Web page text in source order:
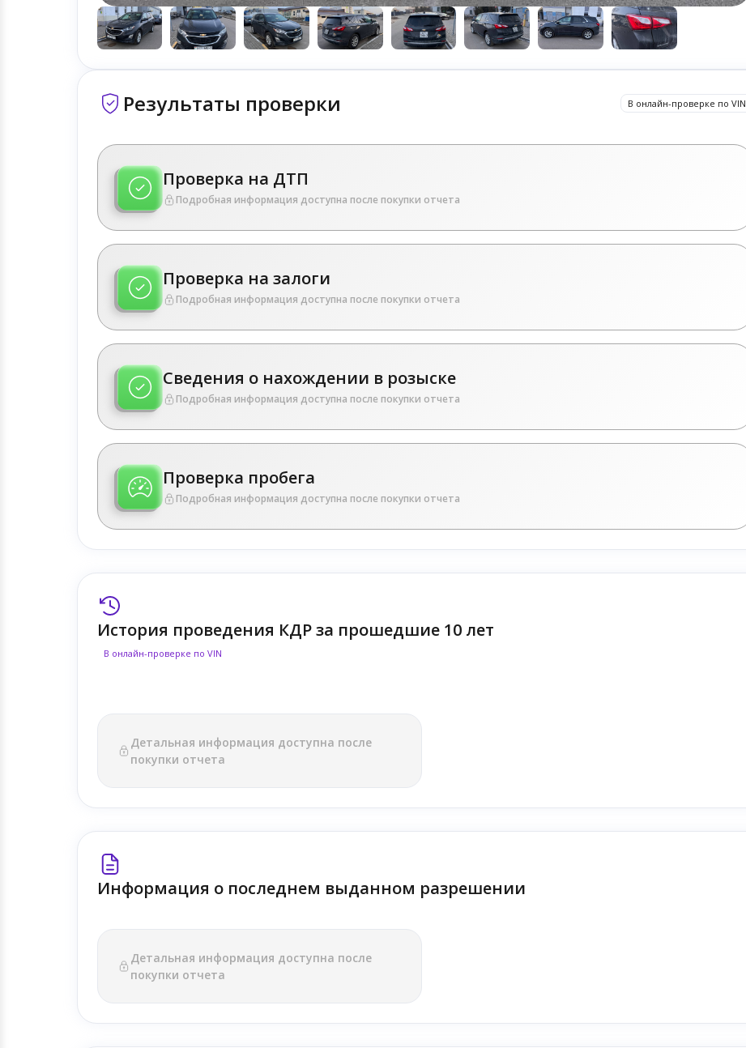
Результаты проверки В онлайн-проверке по VIN
Проверка на ДТП
Подробная информация доступна после покупки отчета
Проверка на залоги
Подробная информация доступна после покупки отчета
Сведения о нахождении в розыске
Подробная информация доступна после покупки отчета
Проверка пробега
Подробная информация доступна после покупки отчета
История проведения КДР за прошедшие 10 лет
В онлайн-проверке по VIN
Детальная информация доступна после
покупки отчета
Информация о последнем выданном разрешении
Детальная информация доступна после
покупки отчета